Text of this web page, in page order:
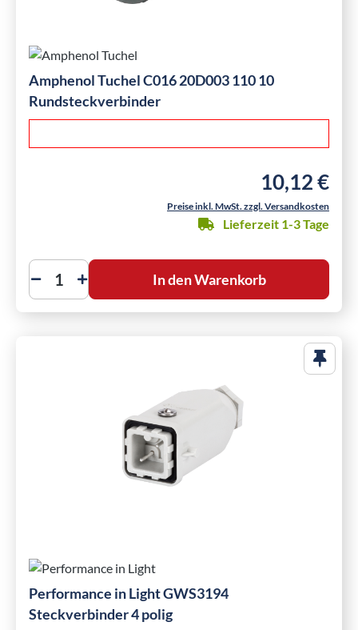
Amphenol Tuchel C016 20D003 110 10
Rundsteckverbinder
Regulärer
10,12 €
Preise inkl. MwSt. zzgl. Versandkosten
Lieferzeit 1-3 Tage
In den Warenkorb
Performance in Light GWS3194
Steckverbinder 4 polig